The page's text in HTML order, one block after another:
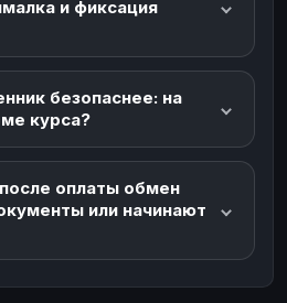
и фиксация
безопаснее: на
курса?
оплаты обмен
или начинают